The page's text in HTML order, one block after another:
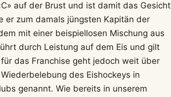
auf der Brust und ist damit das Gesicht
er zum damals jüngsten Kapitän der
mit einer beispiellosen Mischung aus
durch Leistung auf dem Eis und gilt
das Franchise geht jedoch weit über
des Eishockeys in
genannt. Wie bereits in unserem